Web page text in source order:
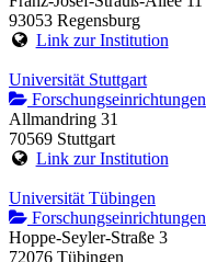
93053 Regensburg
Link zur Institution
Universität Stuttgart
Forschungseinrichtungen
Allmandring 31
70569 Stuttgart
Link zur Institution
Universität Tübingen
Forschungseinrichtungen
Hoppe-Seyler-Straße 3
72076 Tübingen